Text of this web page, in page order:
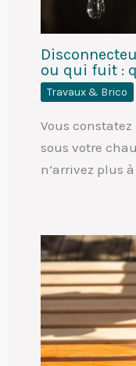
ou qui fuit :
Travaux & Brico
Vous
sous votre
n’arrivez plus